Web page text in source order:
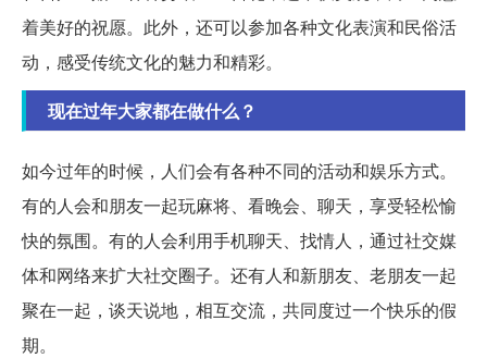
着美好的祝愿。此外，还可以参加各种文化表演和民俗活
动，感受传统文化的魅力和精彩。
现在过年大家都在做什么？
如今过年的时候，人们会有各种不同的活动和娱乐方式。
有的人会和朋友一起玩麻将、看晚会、聊天，享受轻松愉
快的氛围。有的人会利用手机聊天、找情人，通过社交媒
体和网络来扩大社交圈子。还有人和新朋友、老朋友一起
聚在一起，谈天说地，相互交流，共同度过一个快乐的假
期。